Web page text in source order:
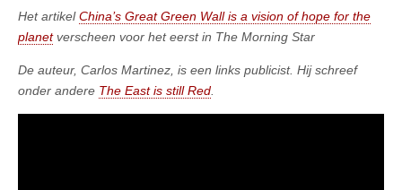
Het artikelChina’s Great Green Wall is a vision of hope for the
planetverscheen voor het eerst in The Morning Star
De auteur, Carlos Martinez, is een links publicist. Hij schreef
onder andere The East is still Red